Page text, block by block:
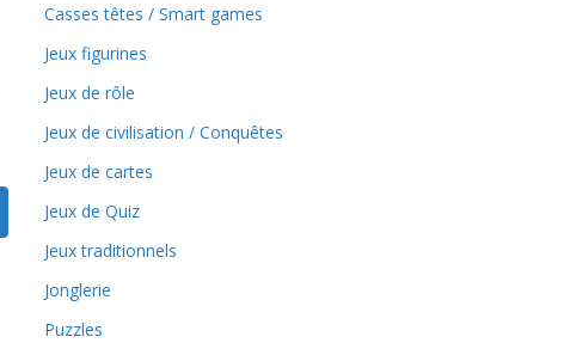
Casses têtes / Smart games
Jeux figurines
Jeux de rôle
Jeux de civilisation / Conquêtes
Jeux de cartes
Jeux de Quiz
Jeux traditionnels
Jonglerie
Puzzles